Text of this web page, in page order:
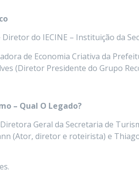
do IECINE – Instituição da
de Economia Criativa da
(Diretor Presidente do Grupo
– Qual O Legado?
Geral da Secretaria de
(Ator, diretor e roteirista) e